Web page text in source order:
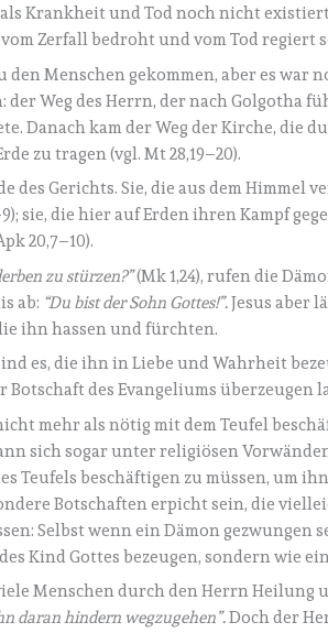
Krankheit und Tod noch nicht
Zerfall bedroht und vom Tod regiert
den Menschen gekommen, aber es war
Weg des Herrn, der nach Golgotha
Danach kam der Weg der Kirche, die
zu tragen (vgl. Mt 28,19–20).
des Gerichts. Sie, die aus dem Himmel
sie, die hier auf Erden ihren Kampf
20,7–10).
zu stürzen?”(Mk 1,24), rufen die
ab: “Du bist der Sohn Gottes!”.Jesus aber
ihn hassen und fürchten.
es, die ihn in Liebe und Wahrheit
des Evangeliums überzeugen
mehr als nötig mit dem Teufel
sich sogar unter religiösen
Teufels beschäftigen zu müssen, um
Botschaften erpicht sein, die
Selbst wenn ein Dämon gezwungen
Kind Gottes bezeugen, sondern wie
Menschen durch den Herrn Heilung
daran hindern wegzugehen”.Doch der